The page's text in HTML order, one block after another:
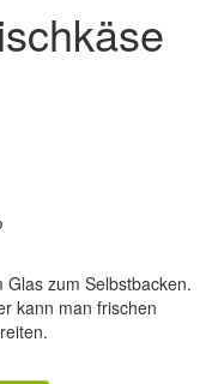
zum Selbstbacken.
kann man frischen